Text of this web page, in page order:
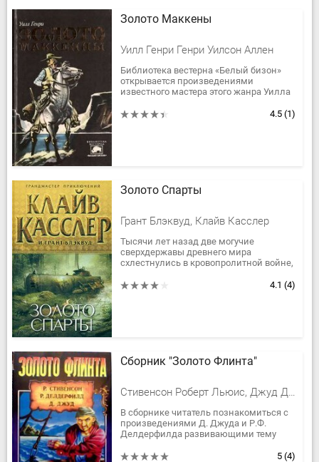
Золото Маккены
Уилл Генри Генри Уилсон Аллен
Библиотека вестерна «Белый бизон»
открывается произведениями
известного мастера этого жанра Уилла
читателю о фильме, снятом по его...4.5 (1)
Золото Спарты
Грант Блэквуд, Клайв Касслер
Тысячи лет назад две могучие
сверхдержавы древнего мира
схлестнулись в кровопролитной войне,
во мраке истории. В 1800 году, во
4.1 (4)
Сборник "Золото Флинта"
Стивенсон Роберт Льюис, Джуд Деннис, Делдерфилд Рональд Фредерик
В сборнике читатель познакомиться с
произведениями Д. Джуда и Р.Ф.
Делдерфилда развивающими тему
Сокровищ». В них описываются жизнь
5 (4)